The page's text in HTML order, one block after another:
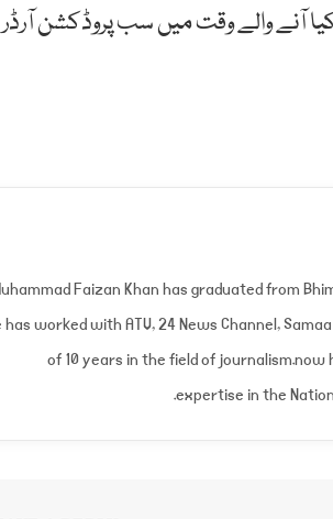
آنے والے وقت میں سب پروڈکشن آرڈر
Faizan Khan has graduated from
has worked with ATV, 24 News Channel,
of 10 years in the field of
expertise in the